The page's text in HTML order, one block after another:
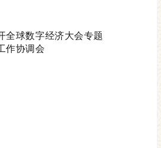
全球数字经济大会专题
作协调会